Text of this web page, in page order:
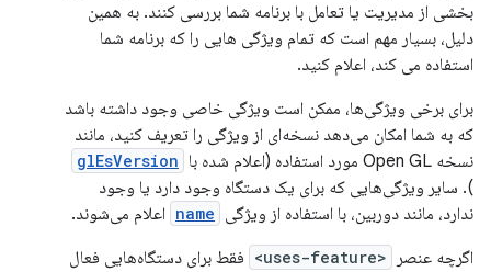
بخشی از مدیریت یا تعامل با برنامه شما بررسی کنند. به همین
دلیل، بسیار مهم است که تمام ویژگی هایی را که برنامه شما
استفاده می کند، اعلام کنید.
برای برخی ویژگی‌ها، ممکن است ویژگی خاصی وجود داشته باشد
که به شما امکان می‌دهد نسخه‌ای از ویژگی را تعریف کنید، مانند
نسخه Open GL مورد استفاده (اعلام شده با
glEsVersion
). سایر ویژگی‌هایی که برای یک دستگاه وجود دارد یا وجود
ندارد، مانند دوربین، با استفاده از ویژگی name اعلام می‌شوند.
اگرچه عنصر
<uses-feature>
فقط برای دستگاه‌هایی فعال